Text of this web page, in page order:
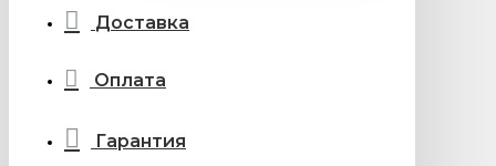
Доставка
Оплата
Гарантия